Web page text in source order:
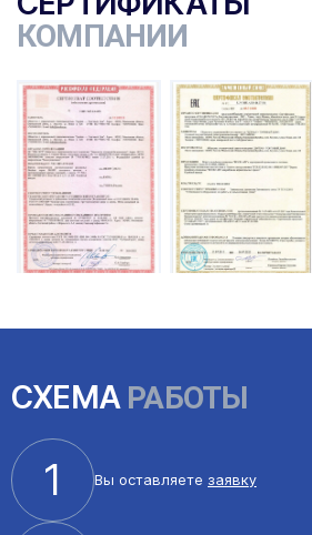
КОМПАНИИ
СХЕМАРАБОТЫ
1 Вы оставляете заявку